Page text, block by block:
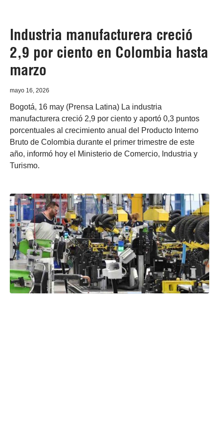
Industria manufacturera creció
2,9 por ciento en Colombia hasta
marzo
mayo 16, 2026
Bogotá, 16 may (Prensa Latina) La industria
manufacturera creció 2,9 por ciento y aportó 0,3 puntos
porcentuales al crecimiento anual del Producto Interno
Bruto de Colombia durante el primer trimestre de este
año, informó hoy el Ministerio de Comercio, Industria y
Turismo.